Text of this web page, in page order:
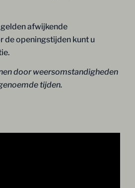
afwijkende
de openingstijden kunt u
door weersomstandigheden
tijden.